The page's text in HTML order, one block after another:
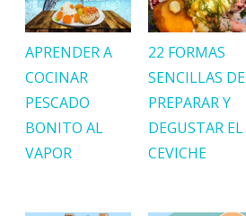
APRENDER A
COCINAR
PESCADO
BONITO AL
VAPOR
22 FORMAS
SENCILLAS DE
PREPARAR Y
DEGUSTAR EL
CEVICHE